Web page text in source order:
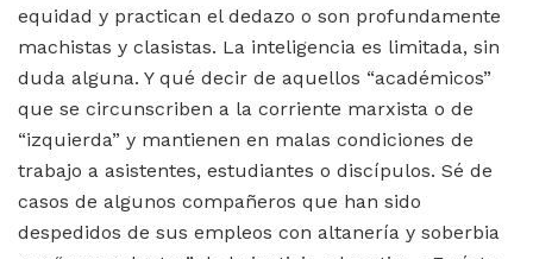
equidad y practican el dedazo o son profundamente
machistas y clasistas. La inteligencia es limitada, sin
duda alguna. Y qué decir de aquellos “académicos”
que se circunscriben a la corriente marxista o de
“izquierda” y mantienen en malas condiciones de
trabajo a asistentes, estudiantes o discípulos. Sé de
casos de algunos compañeros que han sido
despedidos de sus empleos con altanería y soberbia